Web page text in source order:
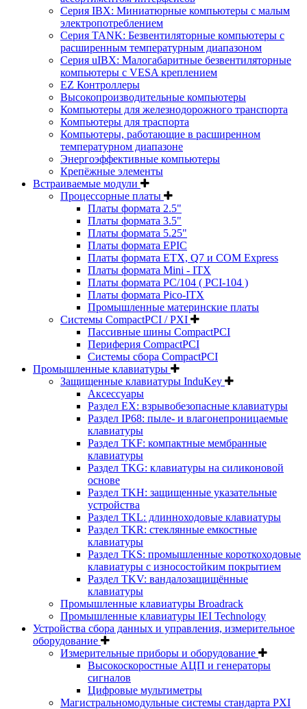
Серия IBX: Миниатюрные компьютеры с малым
электропотреблением
Серия TANK: Безвентиляторные компьютеры с
расширенным температурным диапазоном
Серия uIBX: Малогабаритные безвентиляторные
компьютеры с VESA креплением
EZ Контроллеры
Высокопроизводительные компьютеры
Компьютеры для железнодорожного транспорта
Компьютеры для траспорта
Компьютеры, работающие в расширенном
температурном диапазоне
Энергоэффективные компьютеры
Крепёжные элементы
Встраиваемые модули
Процессорные платы
Платы формата 2.5"
Платы формата 3.5"
Платы формата 5.25"
Платы формата EPIC
Платы формата ETX, Q7 и COM Express
Платы формата Mini - ITX
Платы формата PC/104 ( PCI-104 )
Платы формата Pico-ITX
Промышленные материнские платы
Системы CompactPCI / PXI
Пассивные шины CompactPCI
Периферия CompactPCI
Системы сбора CompactPCI
Промышленные клавиатуры
Защищенные клавиатуры InduKey
Аксессуары
Раздел EX: взрывобезопасные клавиатуры
Раздел IP68: пыле- и влагонепроницаемые
клавиатуры
Раздел TKF: компактные мембранные
клавиатуры
Раздел TKG: клавиатуры на силиконовой
основе
Раздел TKH: защищенные указательные
устройства
Раздел TKL: длинноходовые клавиатуры
Раздел TKR: стеклянные емкостные
клавиатуры
Раздел TKS: промышленные короткоходовые
клавиатуры с износостойким покрытием
Раздел TKV: вандалозащищённые
клавиатуры
Промышленные клавиатуры Broadrack
Промышленные клавиатуры IEI Technology
Устройства сбора данных и управления, измерительное
оборудование
Измерительные приборы и оборудование
Высокоскоростные АЦП и генераторы
сигналов
Цифровые мультиметры
Магистральномодульные системы стандарта PXI